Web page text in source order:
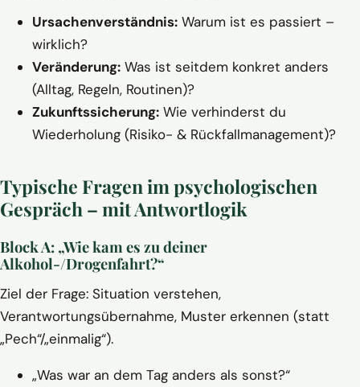
Ursachenverständnis: Warum ist es passiert –
wirklich?
Veränderung: Was ist seitdem konkret anders
(Alltag, Regeln, Routinen)?
Zukunftssicherung: Wie verhinderst du
Wiederholung (Risiko- & Rückfallmanagement)?
Typische Fragen im psychologischen
Gespräch – mit Antwortlogik
Block A: „Wie kam es zu deiner
Alkohol-/Drogenfahrt?“
Ziel der Frage: Situation verstehen,
Verantwortungsübernahme, Muster erkennen (statt
„Pech“/„einmalig“).
„Was war an dem Tag anders als sonst?“